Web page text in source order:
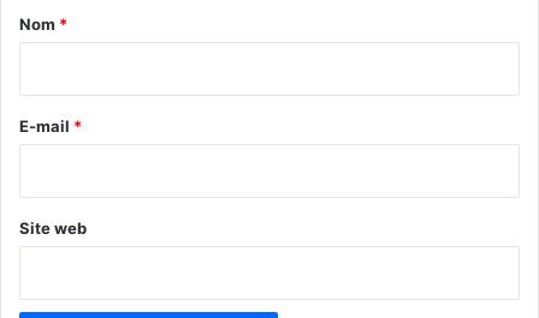
a
e
Nom *
E-mail *
Site web